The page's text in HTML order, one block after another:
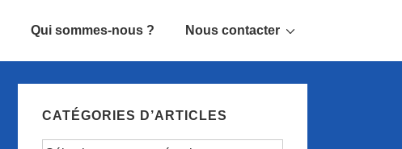
Qui sommes-nous ? Nous contacter
CATÉGORIES D’ARTICLES